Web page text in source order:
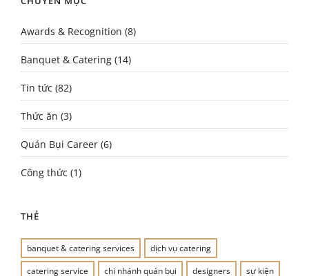
Awards & Recognition (8)
Banquet & Catering (14)
Tin tức (82)
Thức ăn (3)
Quán Bụi Career (6)
Công thức (1)
THẺ
banquet & catering services
dịch vụ catering
catering service
chi nhánh quán bụi designers sự kiện